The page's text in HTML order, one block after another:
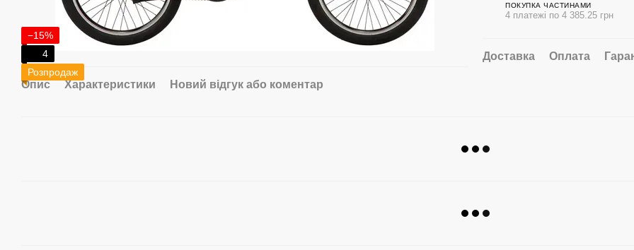
−15%
4
Розпродаж
Опис Характеристики Новий відгук або коментар
ПОКУПКА ЧАСТИНАМИ
4 платежі по 4 385.25 грн
Доставка Оплата